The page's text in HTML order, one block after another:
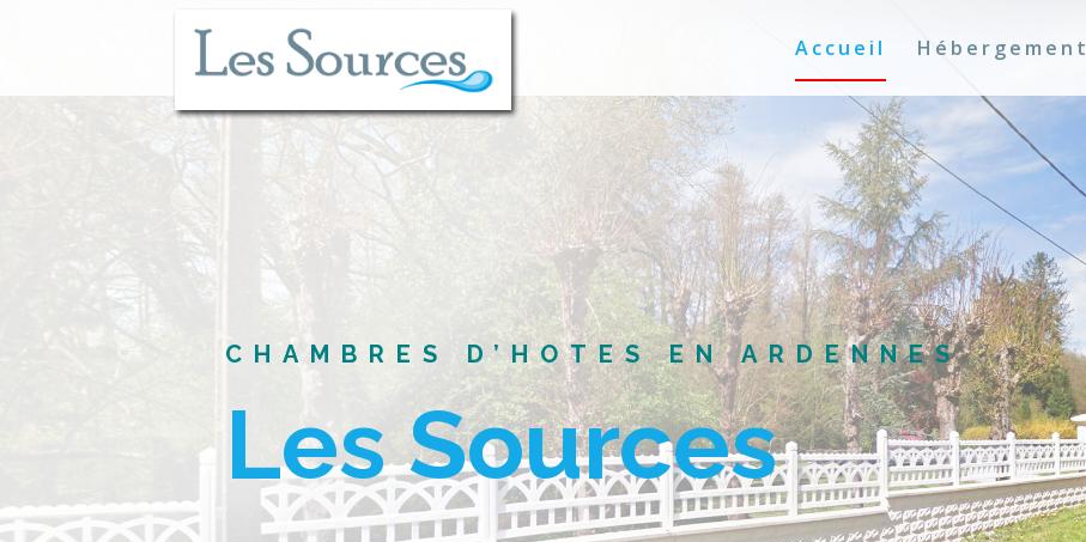
Accueil Hébergement
CHAMBRES D’HOTES EN ARDENNES
Les Sources